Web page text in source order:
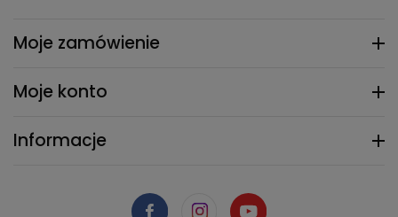
Moje zamówienie
Moje konto
Informacje